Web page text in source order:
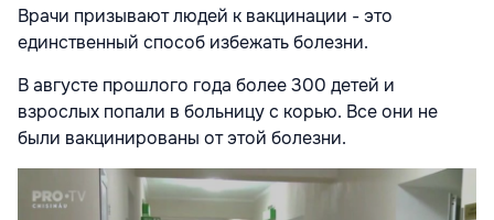
Врачи призывают людей к вакцинации - это
единственный способ избежать болезни.
В августе прошлого года более 300 детей и
взрослых попали в больницу с корью. Все они не
были вакцинированы от этой болезни.